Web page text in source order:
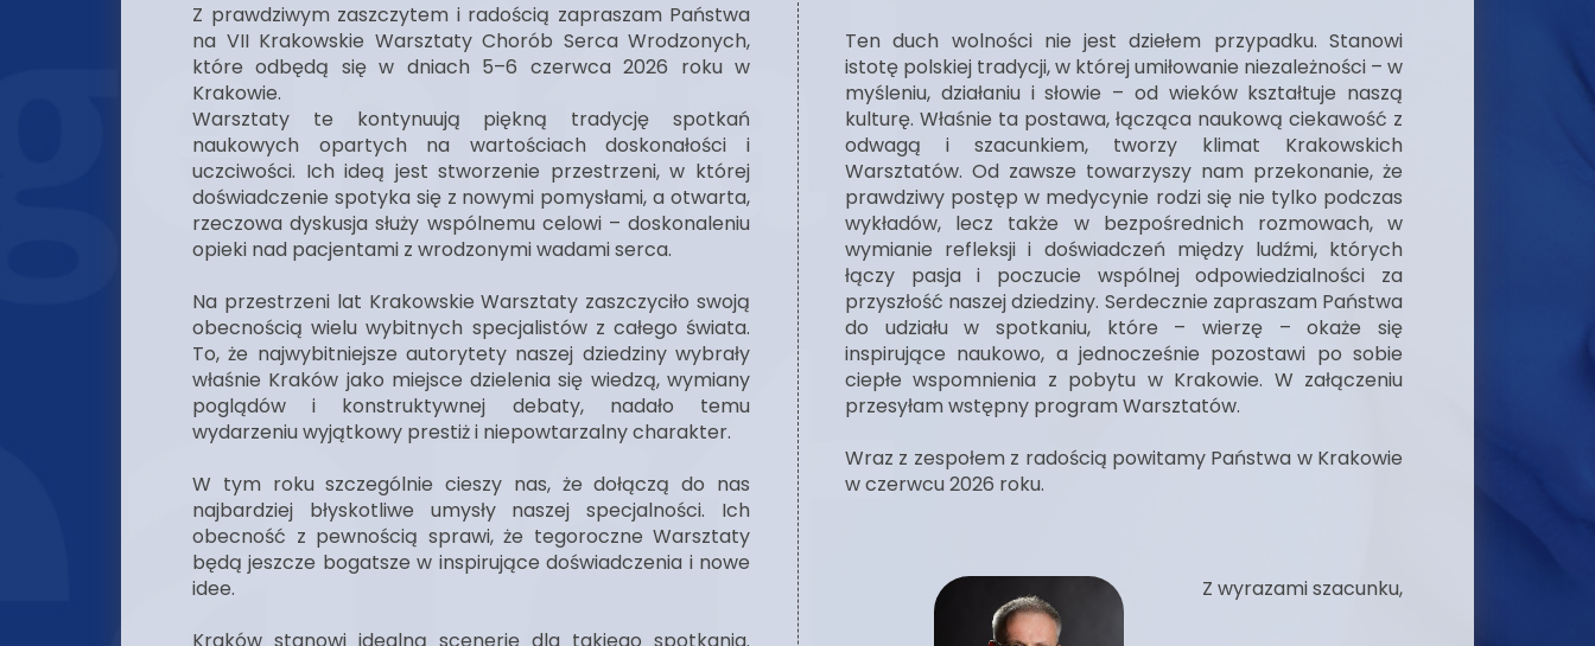
Z prawdziwym zaszczytem i radością zapraszam Państwa
na VII Krakowskie Warsztaty Chorób Serca Wrodzonych,
które odbędą się w dniach 5–6 czerwca 2026 roku w
Krakowie.
Warsztaty te kontynuują piękną tradycję spotkań
naukowych opartych na wartościach doskonałości i
uczciwości. Ich ideą jest stworzenie przestrzeni, w której
doświadczenie spotyka się z nowymi pomysłami, a otwarta,
rzeczowa dyskusja służy wspólnemu celowi – doskonaleniu
opieki nad pacjentami z wrodzonymi wadami serca.
Na przestrzeni lat Krakowskie Warsztaty zaszczyciło swoją
obecnością wielu wybitnych specjalistów z całego świata.
To, że najwybitniejsze autorytety naszej dziedziny wybrały
właśnie Kraków jako miejsce dzielenia się wiedzą, wymiany
poglądów i konstruktywnej debaty, nadało temu
wydarzeniu wyjątkowy prestiż i niepowtarzalny charakter.
W tym roku szczególnie cieszy nas, że dołączą do nas
najbardziej błyskotliwe umysły naszej specjalności. Ich
obecność z pewnością sprawi, że tegoroczne Warsztaty
będą jeszcze bogatsze w inspirujące doświadczenia i nowe
idee.
Ten duch wolności nie jest dziełem przypadku. Stanowi
istotę polskiej tradycji, w której umiłowanie niezależności – w
myśleniu, działaniu i słowie – od wieków kształtuje naszą
kulturę. Właśnie ta postawa, łącząca naukową ciekawość z
odwagą i szacunkiem, tworzy klimat Krakowskich
Warsztatów. Od zawsze towarzyszy nam przekonanie, że
prawdziwy postęp w medycynie rodzi się nie tylko podczas
wykładów, lecz także w bezpośrednich rozmowach, w
wymianie refleksji i doświadczeń między ludźmi, których
łączy pasja i poczucie wspólnej odpowiedzialności za
przyszłość naszej dziedziny. Serdecznie zapraszam Państwa
do udziału w spotkaniu, które – wierzę – okaże się
inspirujące naukowo, a jednocześnie pozostawi po sobie
ciepłe wspomnienia z pobytu w Krakowie. W załączeniu
przesyłam wstępny program Warsztatów.
Wraz z zespołem z radością powitamy Państwa w Krakowie
w czerwcu 2026 roku.
Z wyrazami szacunku,